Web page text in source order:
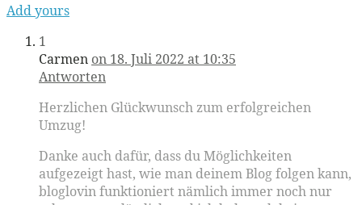
Add yours
1
Carmen on 18. Juli 2022 at 10:35
Antworten
Herzlichen Glückwunsch zum erfolgreichen
Umzug!
Danke auch dafür, dass du Möglichkeiten
aufgezeigt hast, wie man deinem Blog folgen kann,
bloglovin funktioniert nämlich immer noch nur